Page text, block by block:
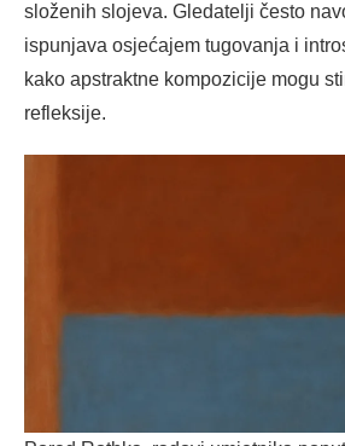
složenih slojeva. Gledatelji često
ispunjava osjećajem tugovanja i
kako apstraktne kompozicije mogu
refleksije.